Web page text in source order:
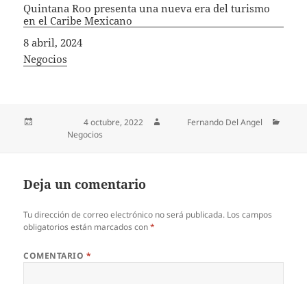
Quintana Roo presenta una nueva era del turismo
en el Caribe Mexicano
Fecha
8 abril, 2024
In relation to
Negocios
Publicado el4 octubre, 2022
Fernando Del Angel
Negocios
Deja un comentario
Tu dirección de correo electrónico no será publicada. Los campos
obligatorios están marcados con*
COMENTARIO *